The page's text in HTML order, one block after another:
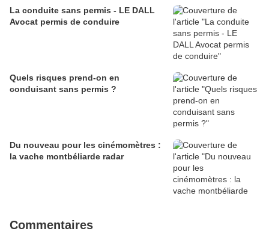
La conduite sans permis - LE DALL
Avocat permis de conduire
Quels risques prend-on en
conduisant sans permis ?
Du nouveau pour les cinémomètres :
la vache montbéliarde radar
Commentaires